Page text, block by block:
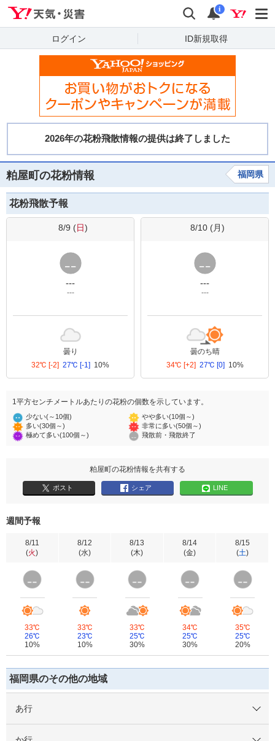
検索 通知
i
ログイン ID新規取得
粕屋町の花粉情報 福岡県
花粉飛散予報
8/9 (日)
---
---
曇り
32℃ [-2] 27℃ [-1] 10%
8/10 (月)
---
---
曇のち晴
34℃ [+2] 27℃ [0] 10%
1平方センチメートルあたりの花粉の個数を示しています。
少ない(～10個)
やや多い(10個～)
多い(30個～)
非常に多い(50個～)
極めて多い(100個～)
飛散前・飛散終了
粕屋町の花粉情報を共有する
ポスト シェア LINE
週間予報
8/11
(火)
33℃
26℃
10%
8/12
(水)
33℃
23℃
10%
8/13
(木)
33℃
25℃
30%
8/14
(金)
34℃
25℃
30%
8/15
(土)
35℃
25℃
20%
福岡県のその他の地域
あ行